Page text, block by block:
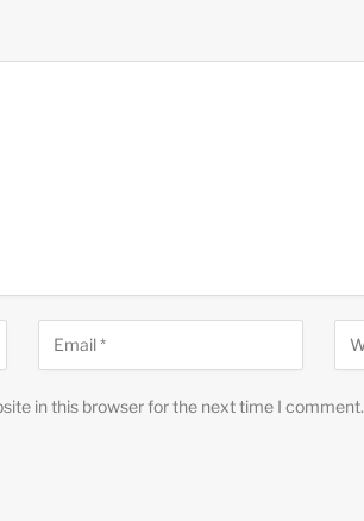
in this browser for the next time I comment.